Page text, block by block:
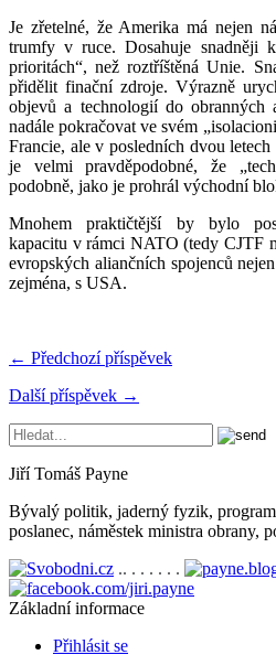
Je zřetelné, že Amerika má nejen
trumfy v ruce. Dosahuje snadněji
prioritách“, než roztříštěná Unie.
přidělit finační zdroje. Výrazně
objevů a technologií do obranných
nadále pokračovat ve svém
Francie, ale v posledních dvou
je velmi pravděpodobné, že
podobně, jako je prohrál východní
Mnohem praktičtější by bylo
kapacitu v rámci NATO (tedy CJTF
evropských aliančních spojenců
zejména, s USA.
← Předchozí příspěvek
Další příspěvek →
Jiří Tomáš Payne
Bývalý politik, jaderný fyzik,
poslanec, náměstek ministra obrany,
.. . . . . . .
Základní informace
Přihlásit se